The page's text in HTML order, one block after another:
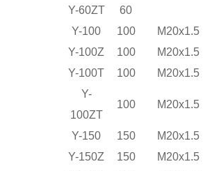
Y-60ZT
60
Y-100
100 M20x1.5
Y-100Z
100 M20x1.5
Y-100T
100 M20x1.5
Y-
100ZT
100 M20x1.5
Y-150 150 M20x1.5
Y-150Z
150 M20x1.5